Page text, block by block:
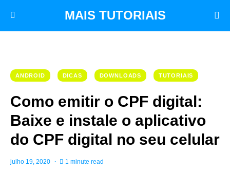
MAIS TUTORIAIS
ANDROID DICAS DOWNLOADS TUTORIAIS
Como emitir o CPF digital:
Baixe e instale o aplicativo
do CPF digital no seu celular
julho 19, 2020 1 minute read